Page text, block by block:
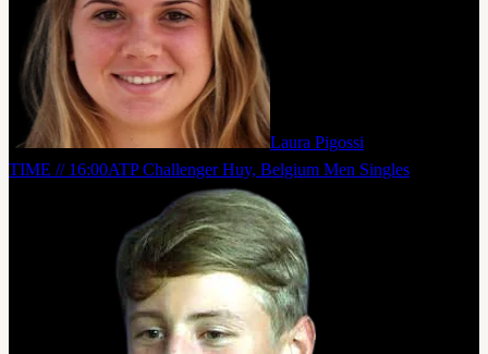
Laura Pigossi
TIME // 16:00ATP Challenger Huy, Belgium Men Singles